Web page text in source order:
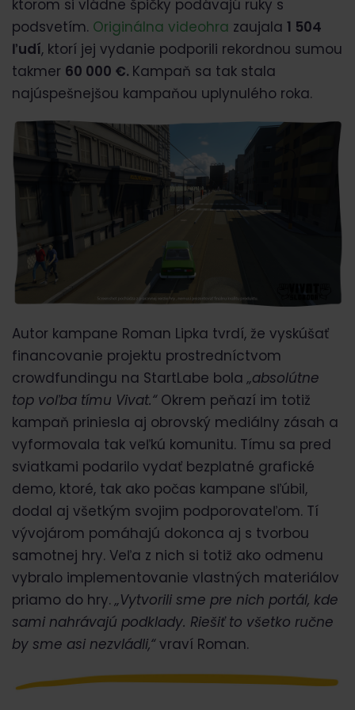
ktorom si vládne špičky podávajú ruky s
podsvetím. Originálna videohra zaujala 1 504
ľudí, ktorí jej vydanie podporili rekordnou sumou
takmer 60 000 €. Kampaň sa tak stala
najúspešnejšou kampaňou uplynulého roka.
Autor kampane Roman Lipka tvrdí, že vyskúšať
financovanie projektu prostredníctvom
crowdfundingu na StartLabe bola„absolútne
top voľba tímu Vivat.“Okrem peňazí im totiž
kampaň priniesla aj obrovský mediálny zásah a
vyformovala tak veľkú komunitu. Tímu sa pred
sviatkami podarilo vydať bezplatné grafické
demo, ktoré, tak ako počas kampane sľúbil,
dodal aj všetkým svojim podporovateľom. Tí
vývojárom pomáhajú dokonca aj s tvorbou
samotnej hry. Veľa z nich si totiž ako odmenu
vybralo implementovanie vlastných materiálov
priamo do hry.„Vytvorili sme pre nich portál, kde
sami nahrávajú podklady. Riešiť to všetko ručne
by sme asi nezvládli,“vraví Roman.